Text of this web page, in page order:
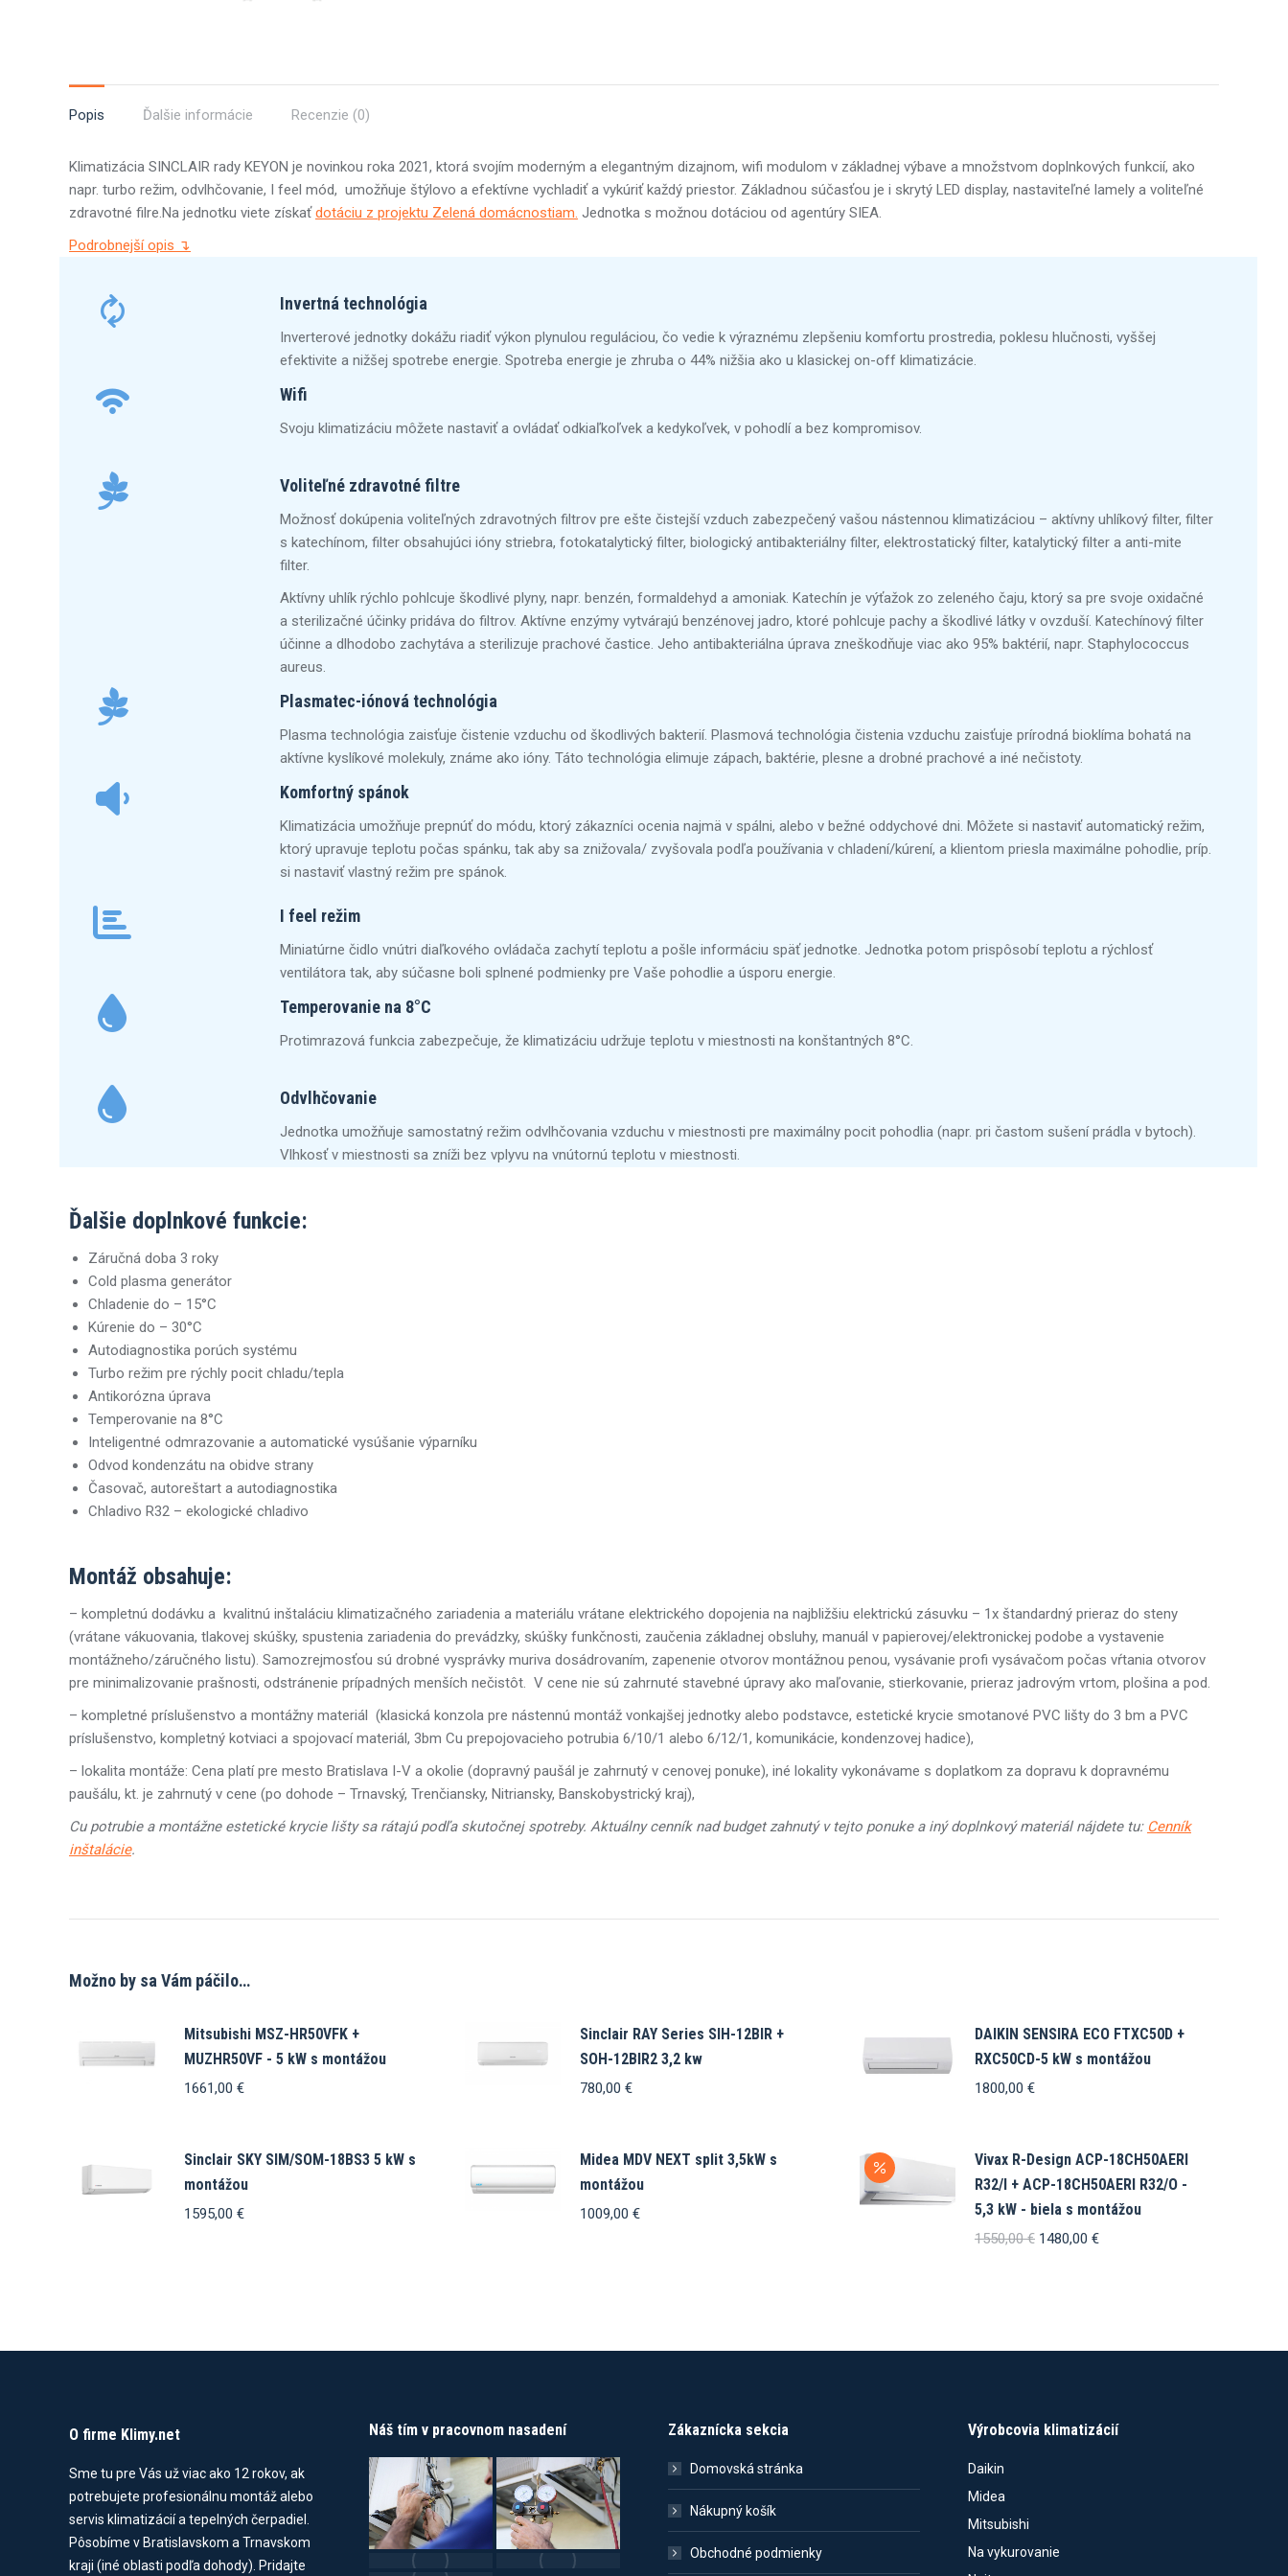
Popis Ďalšie informácie Recenzie (0)
Klimatizácia SINCLAIR rady KEYON je novinkou roka 2021, ktorá svojím moderným a elegantným dizajnom, wifi modulom v základnej výbave a množstvom doplnkových funkcií, ako
napr. turbo režim, odvlhčovanie, I feel mód, umožňuje štýlovo a efektívne vychladiť a vykúriť každý priestor. Základnou súčasťou je i skrytý LED display, nastaviteľné lamely a voliteľné
zdravotné filre.Na jednotku viete získaťdotáciu z projektu Zelená domácnostiam. Jednotka s možnou dotáciou od agentúry SIEA.
Podrobnejší opis ↴
Invertná technológia
Inverterové jednotky dokážu riadiť výkon plynulou reguláciou, čo vedie k výraznému zlepšeniu komfortu prostredia, poklesu hlučnosti, vyššej
efektivite a nižšej spotrebe energie. Spotreba energie je zhruba o 44% nižšia ako u klasickej on-off klimatizácie.
Wifi
Svoju klimatizáciu môžete nastaviť a ovládať odkiaľkoľvek a kedykoľvek, v pohodlí a bez kompromisov.
Voliteľné zdravotné filtre
Možnosť dokúpenia voliteľných zdravotných filtrov pre ešte čistejší vzduch zabezpečený vašou nástennou klimatizáciou – aktívny uhlíkový filter, filter
s katechínom, filter obsahujúci ióny striebra, fotokatalytický filter, biologický antibakteriálny filter, elektrostatický filter, katalytický filter a anti-mite
filter.
Aktívny uhlík rýchlo pohlcuje škodlivé plyny, napr. benzén, formaldehyd a amoniak. Katechín je výťažok zo zeleného čaju, ktorý sa pre svoje oxidačné
a sterilizačné účinky pridáva do filtrov. Aktívne enzýmy vytvárajú benzénovej jadro, ktoré pohlcuje pachy a škodlivé látky v ovzduší. Katechínový filter
účinne a dlhodobo zachytáva a sterilizuje prachové častice. Jeho antibakteriálna úprava zneškodňuje viac ako 95% baktérií, napr. Staphylococcus
aureus.
Plasmatec-iónová technológia
Plasma technológia zaisťuje čistenie vzduchu od škodlivých bakterií. Plasmová technológia čistenia vzduchu zaisťuje prírodná bioklíma bohatá na
aktívne kyslíkové molekuly, známe ako ióny. Táto technológia elimuje zápach, baktérie, plesne a drobné prachové a iné nečistoty.
Komfortný spánok
Klimatizácia umožňuje prepnúť do módu, ktorý zákazníci ocenia najmä v spálni, alebo v bežné oddychové dni. Môžete si nastaviť automatický režim,
ktorý upravuje teplotu počas spánku, tak aby sa znižovala/ zvyšovala podľa používania v chladení/kúrení, a klientom priesla maximálne pohodlie, príp.
si nastaviť vlastný režim pre spánok.
I feel režim
Miniatúrne čidlo vnútri diaľkového ovládača zachytí teplotu a pošle informáciu späť jednotke. Jednotka potom prispôsobí teplotu a rýchlosť
ventilátora tak, aby súčasne boli splnené podmienky pre Vaše pohodlie a úsporu energie.
Temperovanie na 8°C
Protimrazová funkcia zabezpečuje, že klimatizáciu udržuje teplotu v miestnosti na konštantných 8°C.
Odvlhčovanie
Jednotka umožňuje samostatný režim odvlhčovania vzduchu v miestnosti pre maximálny pocit pohodlia (napr. pri častom sušení prádla v bytoch).
Vlhkosť v miestnosti sa zníži bez vplyvu na vnútornú teplotu v miestnosti.
Ďalšie doplnkové funkcie:
Záručná doba 3 roky
Cold plasma generátor
Chladenie do – 15°C
Kúrenie do – 30°C
Autodiagnostika porúch systému
Turbo režim pre rýchly pocit chladu/tepla
Antikorózna úprava
Temperovanie na 8°C
Inteligentné odmrazovanie a automatické vysúšanie výparníku
Odvod kondenzátu na obidve strany
Časovač, autoreštart a autodiagnostika
Chladivo R32 – ekologické chladivo
Montáž obsahuje:
– kompletnú dodávku a kvalitnú inštaláciu klimatizačného zariadenia a materiálu vrátane elektrického dopojenia na najbližšiu elektrickú zásuvku – 1x štandardný prieraz do steny
(vrátane vákuovania, tlakovej skúšky, spustenia zariadenia do prevádzky, skúšky funkčnosti, zaučenia základnej obsluhy, manuál v papierovej/elektronickej podobe a vystavenie
montážneho/záručného listu). Samozrejmosťou sú drobné vysprávky muriva dosádrovaním, zapenenie otvorov montážnou penou, vysávanie profi vysávačom počas vŕtania otvorov
pre minimalizovanie prašnosti, odstránenie prípadných menších nečistôt.
V cene nie sú zahrnuté stavebné úpravy ako maľovanie, stierkovanie, prieraz jadrovým vrtom, plošina a pod.
– kompletné príslušenstvo a montážny materiál (klasická konzola pre nástennú montáž vonkajšej jednotky alebo podstavce, estetické krycie smotanové PVC lišty do 3 bm a PVC
príslušenstvo, kompletný kotviaci a spojovací materiál, 3bm Cu prepojovacieho potrubia 6/10/1 alebo 6/12/1, komunikácie, kondenzovej hadice),
– lokalita montáže: Cena platí pre mesto Bratislava I-V a okolie (dopravný paušál je zahrnutý v cenovej ponuke), iné lokality vykonávame s doplatkom za dopravu k dopravnému
paušálu, kt. je zahrnutý v cene (po dohode – Trnavský, Trenčiansky, Nitriansky, Banskobystrický kraj),
Cu potrubie a montážne estetické krycie lišty sa rátajú podľa skutočnej spotreby. Aktuálny cenník nad budget zahnutý v tejto ponuke a iný doplnkový materiál nájdete tu: Cenník
inštalácie.
Možno by sa Vám páčilo…
Mitsubishi MSZ-HR50VFK +
MUZHR50VF - 5 kW s montážou
1661,00 €
Sinclair RAY Series SIH-12BIR +
SOH-12BIR2 3,2 kw
780,00 €
DAIKIN SENSIRA ECO FTXC50D +
RXC50CD-5 kW s montážou
1800,00 €
Sinclair SKY SIM/SOM-18BS3 5 kW s
montážou
1595,00 €
Midea MDV NEXT split 3,5kW s
montážou
1009,00 €
Vivax R-Design ACP-18CH50AERI
R32/I + ACP-18CH50AERI R32/O -
5,3 kW - biela s montážou
1550,00€ Pôvodná
1480,00 €Aktuálna
O firme Klimy.net
Sme tu pre Vás už viac ako 12 rokov, ak
potrebujete profesionálnu montáž alebo
servis klimatizácií a tepelných čerpadiel.
Pôsobíme v Bratislavskom a Trnavskom
kraji (iné oblasti podľa dohody). Pridajte
Náš tím v pracovnom nasadení Zákaznícka sekcia
Domovská stránka
Nákupný košík
Obchodné podmienky
Výrobcovia klimatizácií
Daikin
Midea
Mitsubishi
Na vykurovanie